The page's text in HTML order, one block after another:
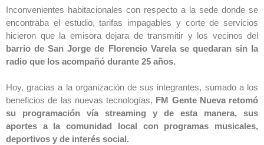
Inconvenientes habitacionales con respecto a la sede donde se
encontraba el estudio, tarifas impagables y corte de servicios
hicieron que la emisora dejara de transmitir y los vecinos del
barrio de San Jorge de Florencio Varela se quedaran sin la
radio que los acompañó durante 25 años.
Hoy, gracias a la organización de sus integrantes, sumado a los
beneficios de las nuevas tecnologías, FM Gente Nueva retomó
su programación vía streaming y de esta manera, sus
aportes a la comunidad local con programas musicales,
deportivos y de interés social.